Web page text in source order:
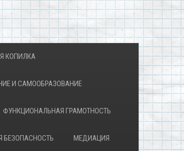
КОПИЛКА
И САМООБРАЗОВАНИЕ
ФУНКЦИОНАЛЬНАЯ ГРАМОТНОСТЬ
МЕДИАЦИЯ